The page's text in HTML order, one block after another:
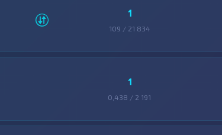
1
109 / 21 834
1
0,438 / 2 191